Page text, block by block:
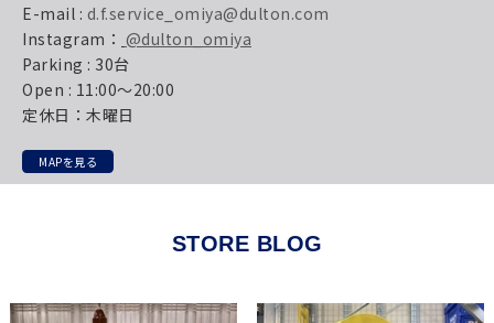
E-mail : d.f.service_omiya@dulton.com
Instagram： @dulton_omiya
Parking : 30台
Open : 11:00～20:00
定休日：木曜日
MAPを見る
STORE BLOG